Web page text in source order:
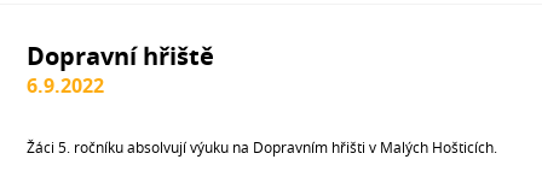
Dopravní hřiště
6.9.2022
Žáci 5. ročníku absolvují výuku na Dopravním hřišti v Malých Hošticích.